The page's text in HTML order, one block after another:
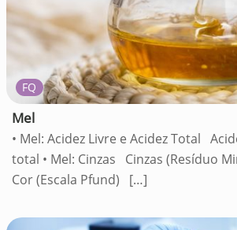
FQ
Mel
• Mel: Acidez Livre e Acidez Total
total • Mel: Cinzas Cinzas (Resíduo
Cor (Escala Pfund)
[…]